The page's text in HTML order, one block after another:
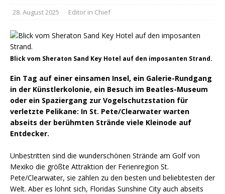
28. August 2025 Editor in Chief
Blick vom Sheraton Sand Key Hotel auf den imposanten Strand.
Ein Tag auf einer einsamen Insel, ein Galerie-Rundgang
in der Künstlerkolonie, ein Besuch im Beatles-Museum
oder ein Spaziergang zur Vogelschutzstation für
verletzte Pelikane: In St. Pete/Clearwater warten
abseits der berühmten Strände viele Kleinode auf
Entdecker.
Unbestritten sind die wunderschönen Strände am Golf von
Mexiko die größte Attraktion der Ferienregion St.
Pete/Clearwater, sie zählen zu den besten und beliebtesten der
Welt. Aber es lohnt sich, Floridas Sunshine City auch abseits